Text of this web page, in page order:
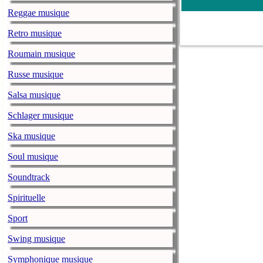
Reggae musique
Retro musique
Roumain musique
Russe musique
Salsa musique
Schlager musique
Ska musique
Soul musique
Soundtrack
Spirituelle
Sport
Swing musique
Symphonique musique
Sweetener.
Petite-
lapresse.camercredi,